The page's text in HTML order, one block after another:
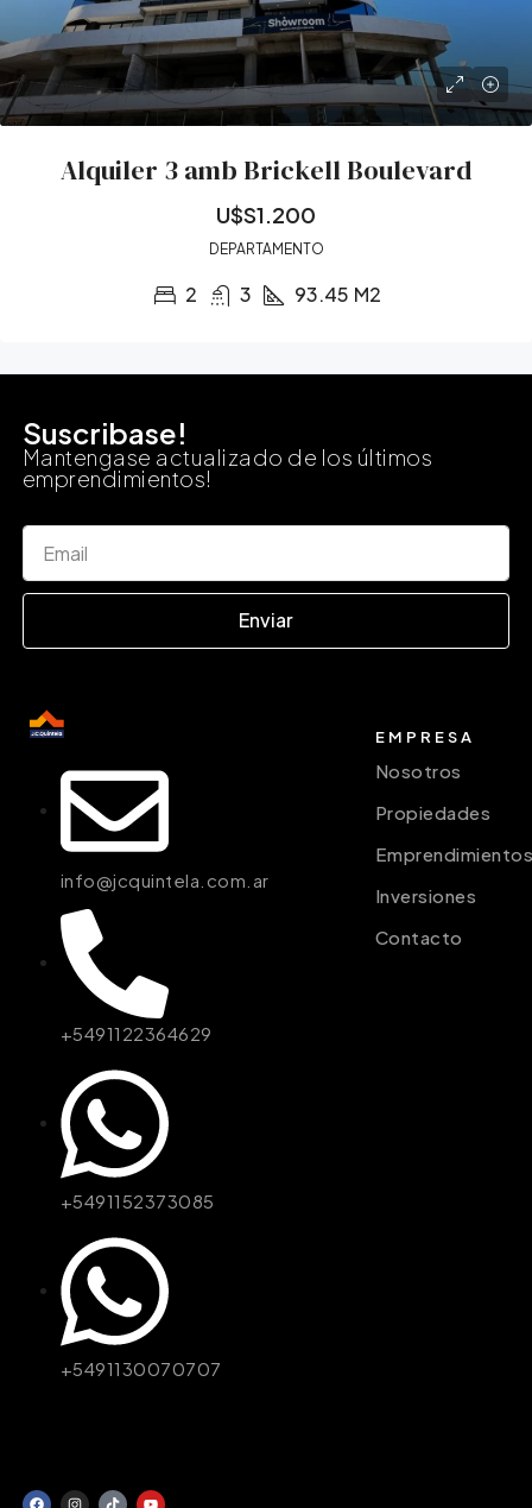
Alquiler 3 amb Brickell Boulevard
U$S1.200
DEPARTAMENTO
2 3 93.45 M2
Suscribase!
Mantengase actualizado de los últimos
emprendimientos!
Enviar
info@jcquintela.com.ar
+5491122364629
+5491152373085
+5491130070707
EMPRESA
Nosotros
Propiedades
Inversiones
Contacto